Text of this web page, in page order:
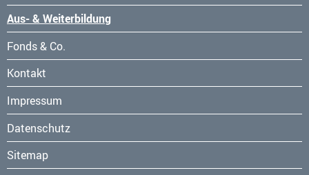
Aus- & Weiterbildung
Fonds & Co.
Kontakt
Navigation
überspringen
Impressum
Datenschutz
Sitemap